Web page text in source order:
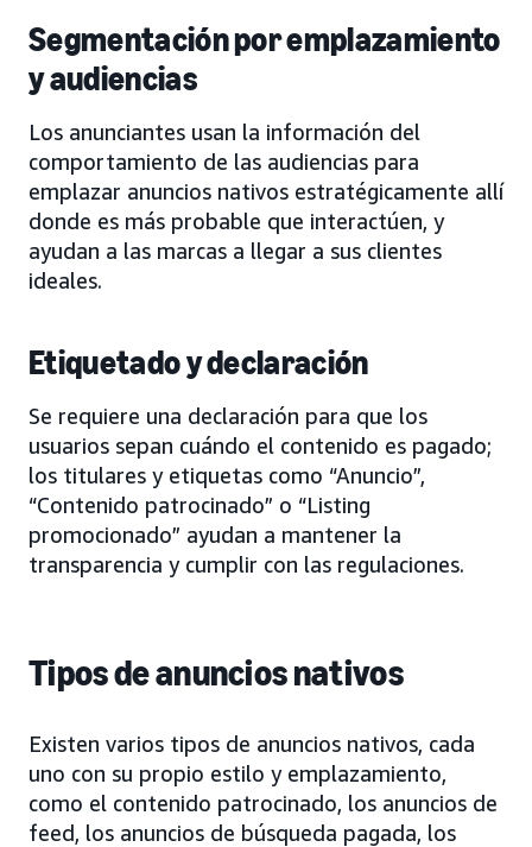
Segmentación por emplazamiento
y audiencias
Los anunciantes usan la información del
comportamiento de las audiencias para
emplazar anuncios nativos estratégicamente allí
donde es más probable que interactúen, y
ayudan a las marcas a llegar a sus clientes
ideales.
Etiquetado y declaración
Se requiere una declaración para que los
usuarios sepan cuándo el contenido es pagado;
los titulares y etiquetas como “Anuncio”,
“Contenido patrocinado” o “Listing
promocionado” ayudan a mantener la
transparencia y cumplir con las regulaciones.
Tipos de anuncios nativos
Existen varios tipos de anuncios nativos, cada
uno con su propio estilo y emplazamiento,
como el contenido patrocinado, los anuncios de
feed, los anuncios de búsqueda pagada, los